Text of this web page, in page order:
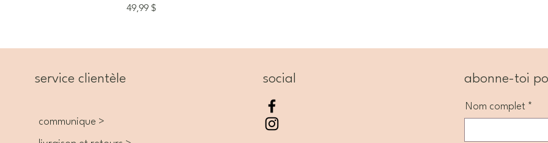
Prix
49,99 $
service clientèle
communique >
social abonne-toi
Nom complet